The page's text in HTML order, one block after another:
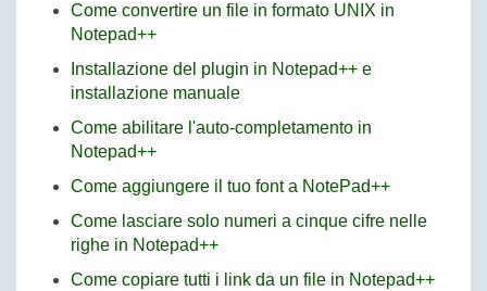
Come convertire un file in formato UNIX in
Notepad++
Installazione del plugin in Notepad++ e
installazione manuale
Come abilitare l'auto-completamento in
Notepad++
Come aggiungere il tuo font a NotePad++
Come lasciare solo numeri a cinque cifre nelle
righe in Notepad++
Come copiare tutti i link da un file in Notepad++